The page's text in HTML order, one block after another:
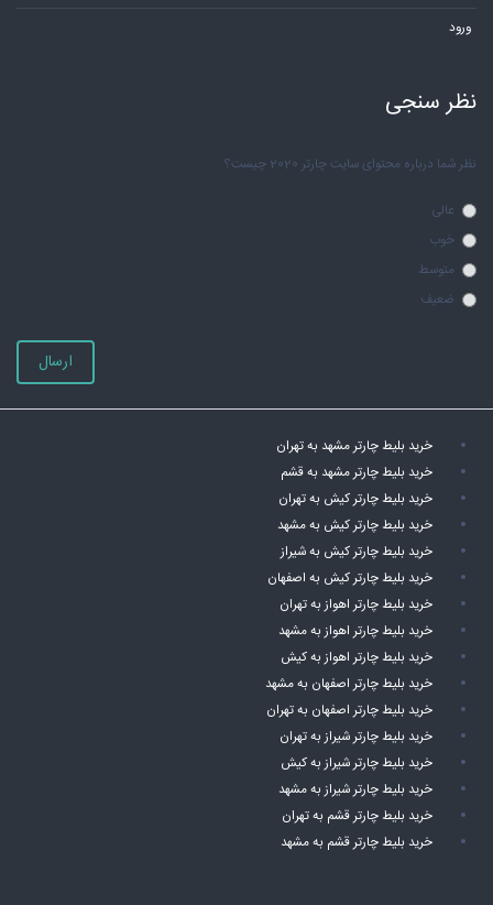
ورود
نظر سنجی
نظر شما درباره محتوای سایت چارتر 2020 چیست؟
عالی
خوب
متوسط
ضعیف
ارسال
خرید بلیط چارتر مشهد به تهران
خرید بلیط چارتر مشهد به قشم
خرید بلیط چارتر کیش به تهران
خرید بلیط چارتر کیش به مشهد
خرید بلیط چارتر کیش به شیراز
خرید بلیط چارتر کیش به اصفهان
خرید بلیط چارتر اهواز به تهران
خرید بلیط چارتر اهواز به مشهد
خرید بلیط چارتر اهواز به کیش
خرید بلیط چارتر اصفهان به مشهد
خرید بلیط چارتر اصفهان به تهران
خرید بلیط چارتر شیراز به تهران
خرید بلیط چارتر شیراز به کیش
خرید بلیط چارتر شیراز به مشهد
خرید بلیط چارتر قشم به تهران
خرید بلیط چارتر قشم به مشهد